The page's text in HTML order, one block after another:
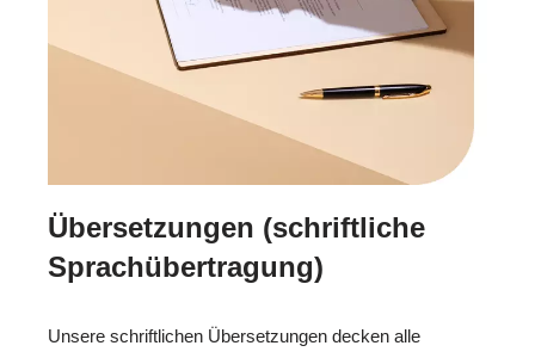
Übersetzungen (schriftliche
Sprachübertragung)
Unsere schriftlichen Übersetzungen decken alle